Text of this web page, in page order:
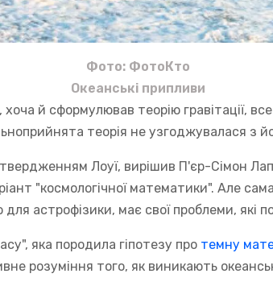
Фото: ФотоКто
Океанські припливи
й сформулював теорію гравітації, все
теорія не узгоджувалася з
Лоуї, вирішив П'єр-Сімон
"космологічної математики". Але
астрофізики, має свої проблеми, які
яка породила гіпотезу про темну
розуміння того, як виникають